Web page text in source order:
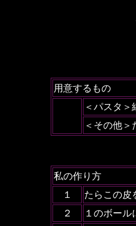
用意するもの
＜パスタ＞
＜その他
私の作り方
１
たらこの皮
２
１のボー